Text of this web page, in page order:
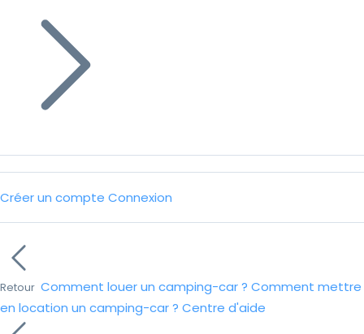
Créer un compte Connexion
Retour Comment louer un camping-car ? Comment mettre
en location un camping-car ? Centre d'aide